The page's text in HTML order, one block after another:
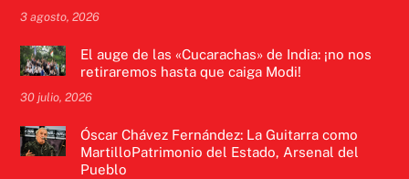
3 agosto, 2026
El auge de las «Cucarachas» de India: ¡no nos
retiraremos hasta que caiga Modi!
30 julio, 2026
Óscar Chávez Fernández: La Guitarra como
MartilloPatrimonio del Estado, Arsenal del
Pueblo